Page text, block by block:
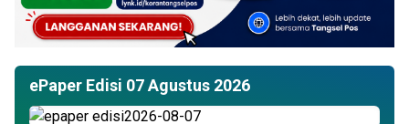
ePaper Edisi 07 Agustus 2026